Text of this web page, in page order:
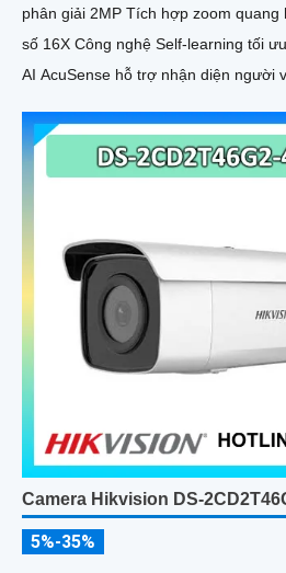
phân giải 2MP Tích hợp zoom quang
số 16X Công nghệ Self-learning tối
AI AcuSense hỗ trợ nhận diện người
Camera Hikvision DS-
5%-35%